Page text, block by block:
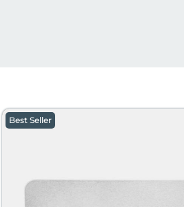
Best Seller